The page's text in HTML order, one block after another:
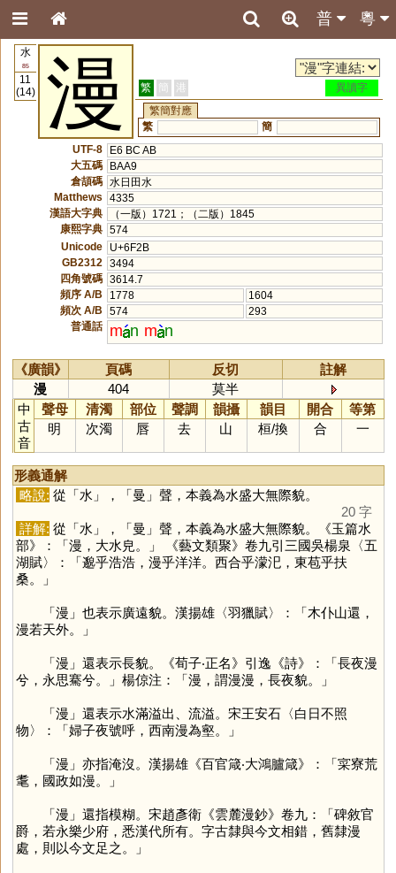
粵
普
水
85
11
(14)
漫 繁 簡 港
異讀字
繁簡對應
繁
簡
UTF-8
E6 BC AB
大五碼
BAA9
倉頡碼 水日田水
Matthews
4335
漢語大字典
（一版）1721；（二版）1845
康熙字典 574
Unicode
U+6F2B
GB2312
3494
四角號碼 3614.7
頻序 A/B
1778
1604
頻次 A/B
574
293
普通話
m n m n
《廣韻》 頁碼 反切
註解
漫
404
莫半
中
古
音
聲母 清濁 部位 聲調 韻攝 韻目 開合
等第
明
次濁 唇 去 山 桓/換 合 一
形義通解
略說: 從「 水」，「 曼 」聲，本義為水盛大無際貌。
20 字
詳解: 從「 水」，「 曼 」聲，本義為水盛大無際貌。《玉篇水
部》：「漫，大水皃。」 《藝文類聚》卷九引三國吳楊泉〈五
湖賦〉：「邈乎浩浩，漫乎洋洋。西合乎濛汜，東苞乎扶
桑。」
「 漫 」也表示廣遠貌。漢揚雄〈羽獵賦〉：「木仆山還，
漫若天外。」
「 漫 」還表示長貌。《荀子‧正名》引逸《詩》：「長夜漫
兮，永思騫兮。」楊倞注：「漫，謂漫漫，長夜貌。」
「 漫 」還表示水滿溢出、流溢。宋王安石〈白日不照
物〉：「婦子夜號呼，西南漫為壑。」
「 漫 」亦指淹沒。漢揚雄《百官箴‧大鴻臚箴》：「寀寮荒
耄，國政如漫。」
「 漫 」還指模糊。宋趙彥衛《雲麓漫鈔》卷九：「碑敘官
爵，若永樂少府，悉漢代所有。字古隸與今文相錯，舊隸漫
處，則以今文足之。」